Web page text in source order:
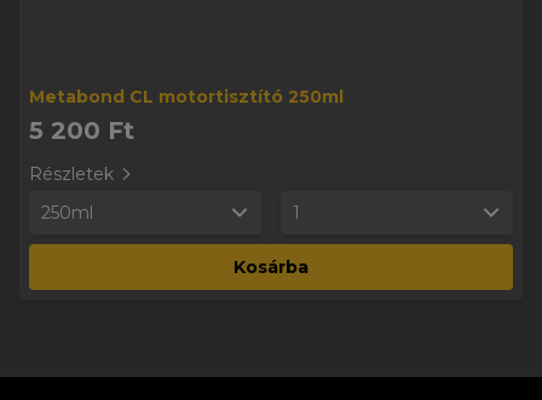
Metabond CL motortisztító 250ml
5 200 Ft
Részletek
250ml
1
Kosárba